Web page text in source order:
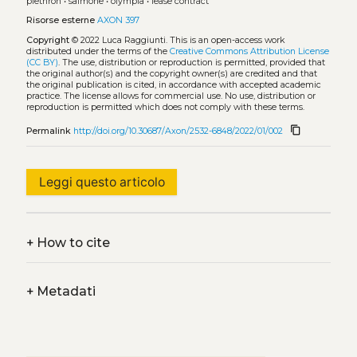
Risorse esterne AXON 397
Copyright© 2022 Luca Raggiunti. This is an open-access work
distributed under the terms of the Creative Commons Attribution License
(CC BY). The use, distribution or reproduction is permitted, provided that
the original author(s) and the copyright owner(s) are credited and that
the original publication is cited, in accordance with accepted academic
practice. The license allows for commercial use. No use, distribution or
reproduction is permitted which does not comply with these terms.
Permalink http://doi.org/10.30687/Axon/2532-6848/2022/01/002 content_copy
Leggi questo articolo
+How to cite
+Metadati